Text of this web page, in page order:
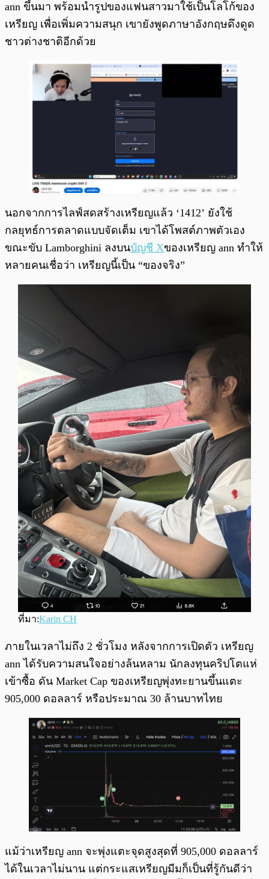
ann ขึ้นมา พร้อมนำรูปของแฟนสาวมาใช้เป็นโลโก้ของ
เหรียญ เพื่อเพิ่มความสนุก เขายังพูดภาษาอังกฤษดึงดูด
ชาวต่างชาติอีกด้วย
นอกจากการไลฟ์สดสร้างเหรียญแล้ว ‘1412’ ยังใช้
กลยุทธ์การตลาดแบบจัดเต็ม เขาได้โพสต์ภาพตัวเอง
ขณะขับ Lamborghini ลงบนบัญชี Xของเหรียญ ann ทำให้
หลายคนเชื่อว่า เหรียญนี้เป็น “ของจริง”
ที่มา:Karin CH
ภายในเวลาไม่ถึง 2 ชั่วโมง หลังจากการเปิดตัว เหรียญ
ann ได้รับความสนใจอย่างล้นหลาม นักลงทุนคริปโตแห่
เข้าซื้อ ดัน Market Cap ของเหรียญพุ่งทะยานขึ้นแตะ
905,000 ดอลลาร์ หรือประมาณ 30 ล้านบาทไทย
แม้ว่าเหรียญ ann จะพุ่งแตะจุดสูงสุดที่ 905,000 ดอลลาร์
ได้ในเวลาไม่นาน แต่กระแสเหรียญมีมก็เป็นที่รู้กันดีว่า